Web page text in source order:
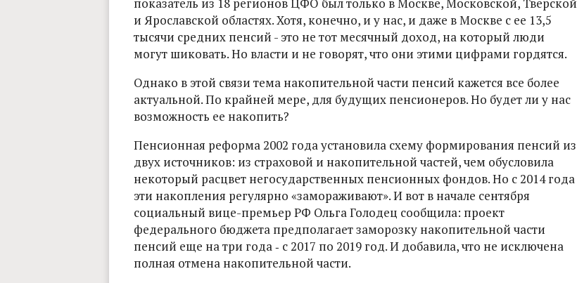
и Ярославской областях. Хотя, конечно, и у нас, и даже в Москве с ее 13,5
тысячи средних пенсий - это не тот месячный доход, на который люди
могут шиковать. Но власти и не говорят, что они этими цифрами гордятся.
Однако в этой связи тема накопительной части пенсий кажется все более
актуальной. По крайней мере, для будущих пенсионеров. Но будет ли у нас
возможность ее накопить?
Пенсионная реформа 2002 года установила схему формирования пенсий из
двух источников: из страховой и накопительной частей, чем обусловила
некоторый расцвет негосударственных пенсионных фондов. Но с 2014 года
эти накопления регулярно «замораживают». И вот в начале сентября
социальный вице-премьер РФ Ольга Голодец сообщила: проект
федерального бюджета предполагает заморозку накопительной части
пенсий еще на три года ‑ с 2017 по 2019 год. И добавила, что не исключена
полная отмена накопительной части.